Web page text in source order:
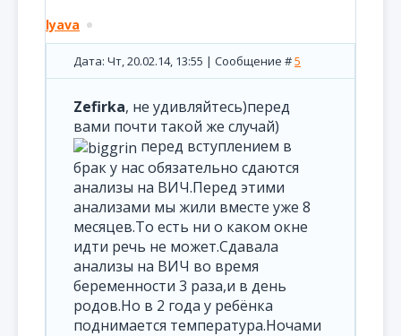
lyava
Дата: Чт, 20.02.14, 13:55 | Сообщение #5
Zefirka, не удивляйтесь)перед
вами почти такой же случай)
перед вступлением в
брак у нас обязательно сдаются
анализы на ВИЧ.Перед этими
анализами мы жили вместе уже 8
месяцев.То есть ни о каком окне
идти речь не может.Сдавала
анализы на ВИЧ во время
беременности 3 раза,и в день
родов.Но в 2 года у ребёнка
поднимается температура.Ночами